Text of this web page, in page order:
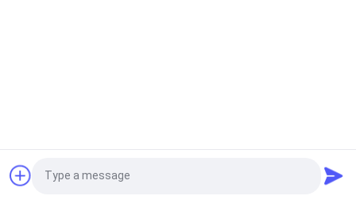
Flexo-Combinatie
Machine
Vraag een offerte aan